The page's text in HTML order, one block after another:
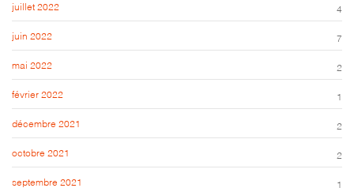
juillet 2022 4
juin 2022 7
mai 2022 2
février 2022 1
décembre 2021 2
octobre 2021 2
septembre 2021 1